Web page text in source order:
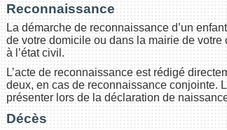
Reconnaissance
La démarche de reconnaissance d’un
de votre domicile ou dans la mairie de
à l’état civil.
L’acte de reconnaissance est rédigé
deux, en cas de reconnaissance conjointe.
présenter lors de la déclaration de
Décès